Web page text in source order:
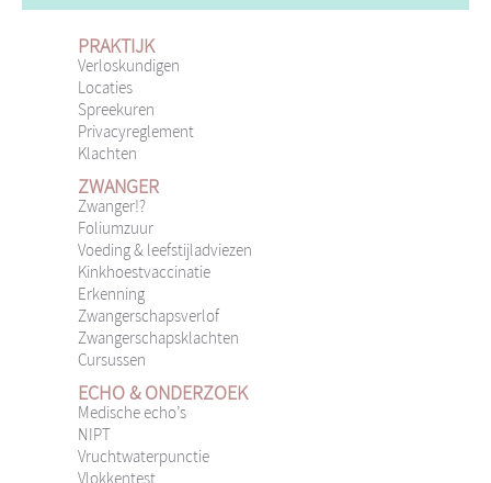
PRAKTIJK
Verloskundigen
Locaties
Spreekuren
Privacyreglement
Klachten
ZWANGER
Zwanger!?
Foliumzuur
Voeding & leefstijladviezen
Kinkhoestvaccinatie
Erkenning
Zwangerschapsverlof
Zwangerschapsklachten
Cursussen
ECHO & ONDERZOEK
Medische echo’s
NIPT
Vruchtwaterpunctie